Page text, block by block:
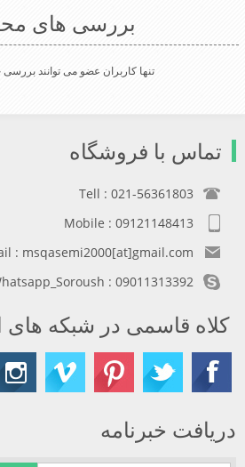
Chinaبررسی های
تنها کاربران عضو می توانند بررسی
تماس با فروشگاه
Tell : 021-56361803
Mobile : 09121148413
: msqasemi2000[at]gmail.com
: 09011313392
کلاه قاسمی در شبکه های
دریافت خبرنامه